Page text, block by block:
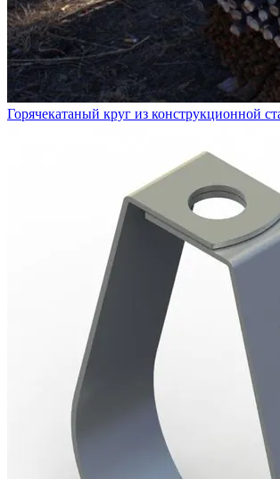
Горячекатаный круг из конструкционной